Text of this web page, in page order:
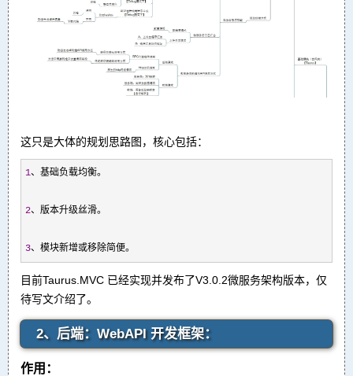
这只是大体的规划思路图，核心包括：
1、基础负载均衡。
2、版本升级丝滑。
3、模块新增或移除简便。
目前Taurus.MVC 已经实现并发布了V3.0.2微服务架构版本，仅
待写文介绍了。
2、后端：WebAPI 开发框架：
作用：